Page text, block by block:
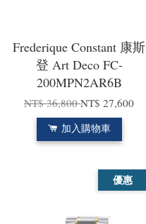
Frederique Constant 康斯
登 Art Deco FC-
200MPN2AR6B
NT$ 36,800NT$ 27,600
加入購物車
優惠